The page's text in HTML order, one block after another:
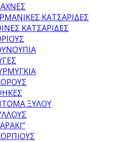
ΚΑΤΣΑΡΙΔΕΣ
ΚΑΤΣΑΡΙΔΕΣ
ΞΥΛΟΥ